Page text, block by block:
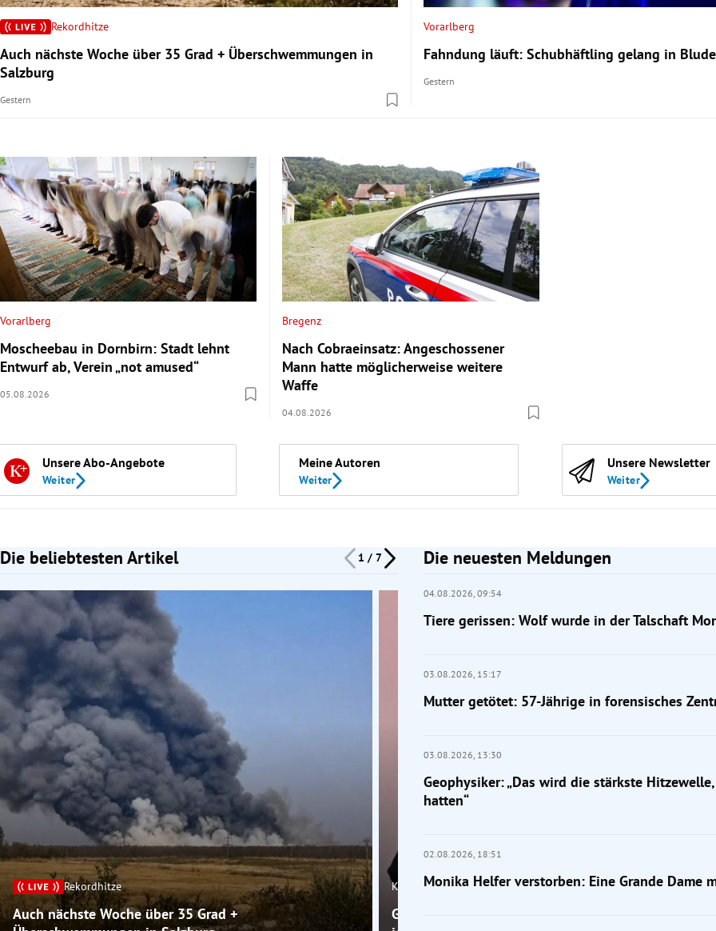
Untermenü
Untermenü
Untermenü
Untermenü
Untermenü
Untermenü
Rekordhitze
Auch nächste Woche über 35 Grad + Überschwemmungen in
Salzburg
Gestern
Vorarlberg
Fahndung läuft: Schubhäftling gelang in
Gestern
Vorarlberg
Moscheebau in Dornbirn: Stadt lehnt
Entwurf ab, Verein „not amused“
05.08.2026
Bregenz
Nach Cobraeinsatz: Angeschossener
Mann hatte möglicherweise weitere
Waffe
04.08.2026
Unsere Abo-Angebote
Weiter
Meine Autoren
Weiter
Unsere Newsletter
Weiter
Die beliebtesten Artikel 1 / 7
Slide 1 von 7
Rekordhitze
Auch nächste Woche über 35 Grad +
Klimakrise
Geophysiker: „Das wird die stärkste Hitzewelle, die
Die neuesten Meldungen
04.08.2026, 09:54
Tiere gerissen: Wolf wurde in der Talschaft
03.08.2026, 15:17
Mutter getötet: 57-Jährige in forensisches
03.08.2026, 13:30
Geophysiker: „Das wird die stärkste
hatten“
02.08.2026, 18:51
Monika Helfer verstorben: Eine Grande Dame